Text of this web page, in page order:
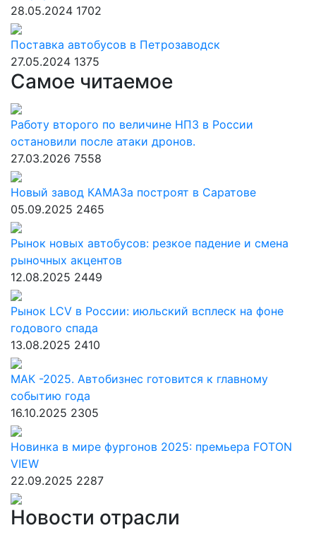
28.05.2024 1702
Поставка автобусов в Петрозаводск
27.05.2024 1375
Самое читаемое
Работу второго по величине НПЗ в России
остановили после атаки дронов.
27.03.2026 7558
Новый завод КАМАЗа построят в Саратове
05.09.2025 2465
Рынок новых автобусов: резкое падение и смена
рыночных акцентов
12.08.2025 2449
Рынок LCV в России: июльский всплеск на фоне
годового спада
13.08.2025 2410
МАК -2025. Автобизнес готовится к главному
событию года
16.10.2025 2305
Новинка в мире фургонов 2025: премьера FOTON
VIEW
22.09.2025 2287
Новости отрасли